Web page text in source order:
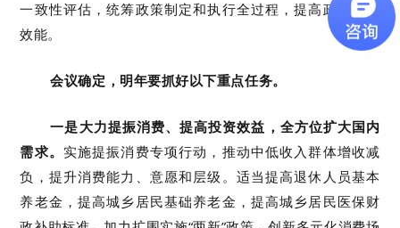
一致性评估，统筹政策制定和执行全过程，提高政策整体
效能。
会议确定，明年要抓好以下重点任务。
一是大力提振消费、提高投资效益，全方位扩大国内
需求。 实施提振消费专项行动，推动中低收入群体增收减
负，提升消费能力、意愿和层级。适当提高退休人员基本
养老金，提高城乡居民基础养老金，提高城乡居民医保财